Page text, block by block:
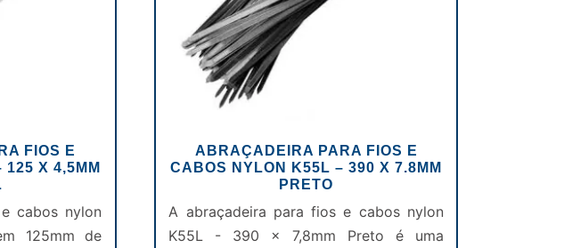
FIOS E
X 4,5MM
cabos nylon
125mm de
ABRAÇADEIRA PARA FIOS E
CABOS NYLON K55L – 390 X 7.8MM
PRETO
A abraçadeira para fios e cabos nylon
K55L - 390 x 7,8mm Preto é uma